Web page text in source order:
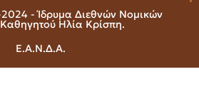
- Ίδρυμα Διεθνών Νομικών
Ηλία Κρίσπη.
Ε.Α.Ν.Δ.Α.